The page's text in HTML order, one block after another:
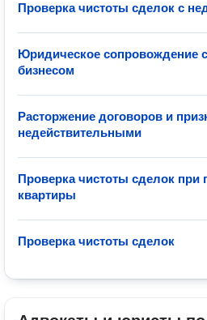
Проверка чистоты сделок с
Юридическое сопровождение
бизнесом
Расторжение договоров и
недействительными
Проверка чистоты сделок при
квартиры
Проверка чистоты сделок